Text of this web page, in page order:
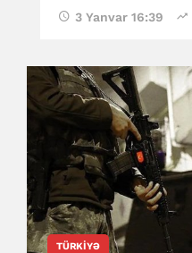
3 Yanvar 16:39
TÜRKIYƏ